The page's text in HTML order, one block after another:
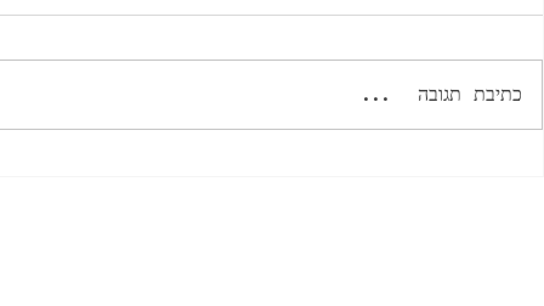
כתיבת תגובה...